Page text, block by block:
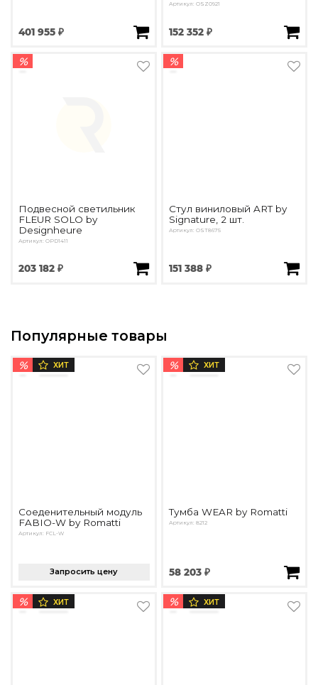
401 955 ₽
Артикул: OSZ0921
152 352 ₽
%
Подвесной светильник
FLEUR SOLO by
Designheure
Артикул: OPD1411
203 182 ₽
%
Стул виниловый ART by
Signature, 2 шт.
Артикул: OST8675
151 388 ₽
Популярные товары
% ХИТ
Соеденительный модуль
FABIO-W by Romatti
Артикул: FCL-W
Запросить цену
% ХИТ
Тумба WEAR by Romatti
Артикул: 8212
58 203 ₽
% ХИТ % ХИТ